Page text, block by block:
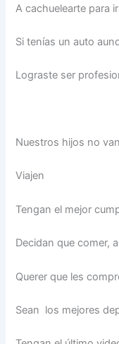
A cachuelearte para
Si tenías un auto
Lograste ser
Nuestros hijos no
Viajen
Tengan el mejor
Decidan que comer,
Querer que les
Sean los mejores